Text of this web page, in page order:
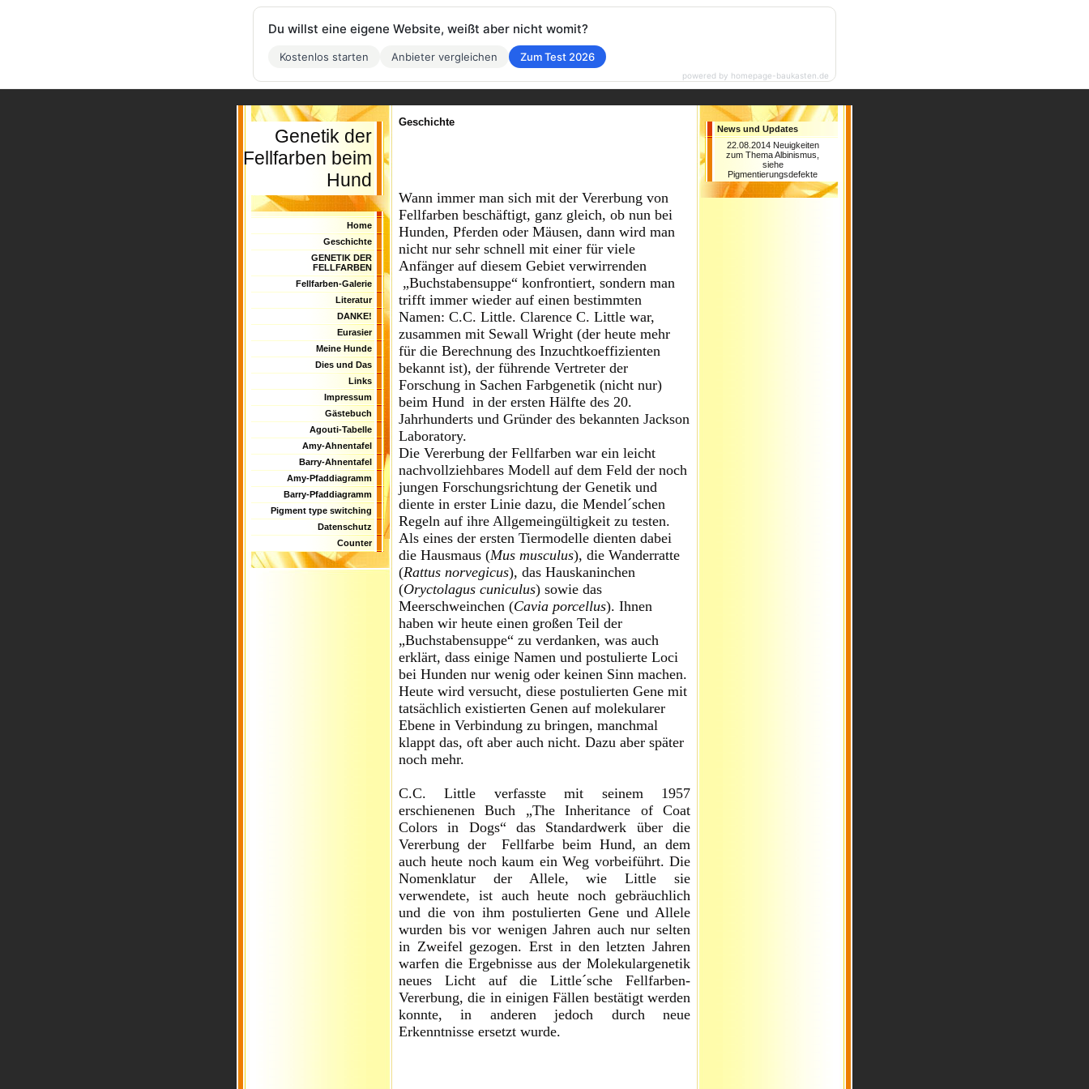
Genetik der
Fellfarben beim
Hund
Home
Geschichte
GENETIK DER
FELLFARBEN
Fellfarben-Galerie
Literatur
DANKE!
Eurasier
Meine Hunde
Dies und Das
Links
Impressum
Gästebuch
Agouti-Tabelle
Amy-Ahnentafel
Barry-Ahnentafel
Amy-Pfaddiagramm
Barry-Pfaddiagramm
Pigment type switching
Datenschutz
Counter
Geschichte
Wann immer man sich mit der Vererbung von
Fellfarben beschäftigt, ganz gleich, ob nun bei
Hunden, Pferden oder Mäusen, dann wird man
nicht nur sehr schnell mit einer für viele
Anfänger auf diesem Gebiet verwirrenden
„Buchstabensuppe“ konfrontiert, sondern man
trifft immer wieder auf einen bestimmten
Namen: C.C. Little. Clarence C. Little war,
zusammen mit Sewall Wright (der heute mehr
für die Berechnung des Inzuchtkoeffizienten
bekannt ist), der führende Vertreter der
Forschung in Sachen Farbgenetik (nicht nur)
beim Hund in der ersten Hälfte des 20.
Jahrhunderts und Gründer des bekannten Jackson
Laboratory.
Die Vererbung der Fellfarben war ein leicht
nachvollziehbares Modell auf dem Feld der noch
jungen Forschungsrichtung der Genetik und
diente in erster Linie dazu, die Mendel´schen
Regeln auf ihre Allgemeingültigkeit zu testen.
Als eines der ersten Tiermodelle dienten dabei
die Hausmaus (Mus musculus), die Wanderratte
(Rattus norvegicus), das Hauskaninchen
(Oryctolagus cuniculus) sowie das
Meerschweinchen (Cavia porcellus). Ihnen
haben wir heute einen großen Teil der
„Buchstabensuppe“ zu verdanken, was auch
erklärt, dass einige Namen und postulierte Loci
bei Hunden nur wenig oder keinen Sinn machen.
Heute wird versucht, diese postulierten Gene mit
tatsächlich existierten Genen auf molekularer
Ebene in Verbindung zu bringen, manchmal
klappt das, oft aber auch nicht. Dazu aber später
noch mehr.
C.C. Little verfasste mit seinem 1957
erschienenen Buch „The Inheritance of Coat
Colors in Dogs“ das Standardwerk über die
Vererbung der Fellfarbe beim Hund, an dem
auch heute noch kaum ein Weg vorbeiführt. Die
Nomenklatur der Allele, wie Little sie
verwendete, ist auch heute noch gebräuchlich
und die von ihm postulierten Gene und Allele
wurden bis vor wenigen Jahren auch nur selten
in Zweifel gezogen. Erst in den letzten Jahren
warfen die Ergebnisse aus der Molekulargenetik
neues Licht auf die Little´sche Fellfarben-
Vererbung, die in einigen Fällen bestätigt werden
konnte, in anderen jedoch durch neue
Erkenntnisse ersetzt wurde.
News und Updates
22.08.2014 Neuigkeiten
zum Thema Albinismus,
siehe
Pigmentierungsdefekte
Du willst eine eigene Website, weißt aber nicht womit?
Kostenlos starten Anbieter vergleichen Zum Test 2026
powered by homepage-baukasten.de